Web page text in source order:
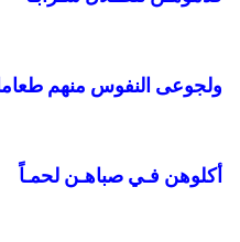
ولجوعى النفوس منهم طعاما
أكلوهن فـي صباهـن لحمـاً